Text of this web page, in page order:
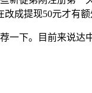
成提现50元才有额
下。目前来说达